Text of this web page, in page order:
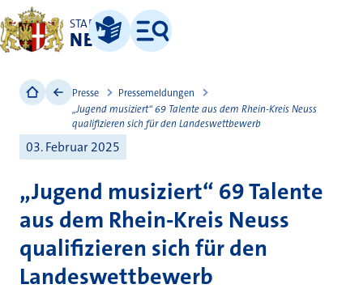
STADT
NEUSS
Leichte Sprache
Menü
Presse
Pressemeldungen
„Jugend musiziert“ 69 Talente aus dem Rhein-Kreis Neuss
qualifizieren sich für den Landeswettbewerb
03. Februar 2025
„Jugend musiziert“ 69 Talente
aus dem Rhein-Kreis Neuss
qualifizieren sich für den
Landeswettbewerb